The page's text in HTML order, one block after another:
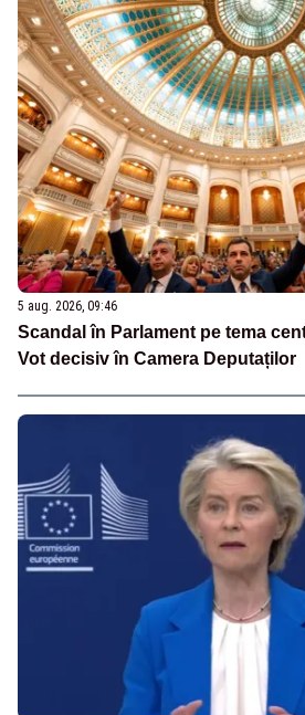
5 aug. 2026, 09:46
Scandal în Parlament pe tema
Vot decisiv în Camera Deputaților